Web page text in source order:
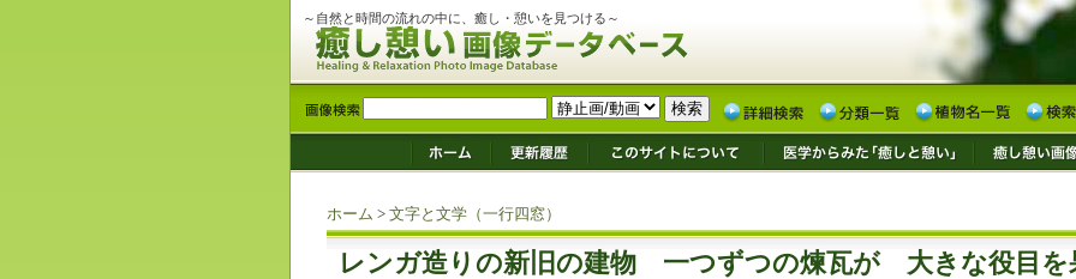
～自然と時間の流れの中に、癒し・憩いを見つける～
ホーム > 文字と文学（一行四窓）
レンガ造りの新旧の建物 一つずつの煉瓦が 大きな役目を